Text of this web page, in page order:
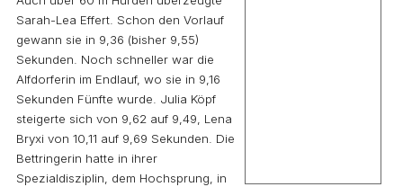
Sarah-Lea Effert. Schon den Vorlauf
gewann sie in 9,36 (bisher 9,55)
Sekunden. Noch schneller war die
Alfdorferin im Endlauf, wo sie in 9,16
Sekunden Fünfte wurde. Julia Köpf
steigerte sich von 9,62 auf 9,49, Lena
Bryxi von 10,11 auf 9,69 Sekunden. Die
Bettringerin hatte in ihrer
Spezialdisziplin, dem Hochsprung, in